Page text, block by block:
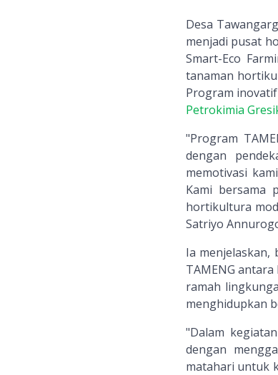
Desa
menjadi pusat
Smart-Eco
tanaman
Program
Petrokimia
"Program
dengan
memotivasi
Kami bersama
hortikultura
Satriyo
Ia
TAMENG
ramah
menghidupkan
"Dalam
dengan
matahari untuk